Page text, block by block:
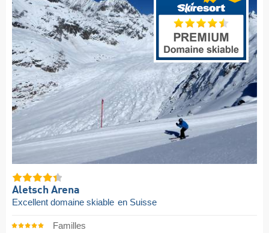
Aletsch Arena
Excellent domaine skiable en Suisse
Familles